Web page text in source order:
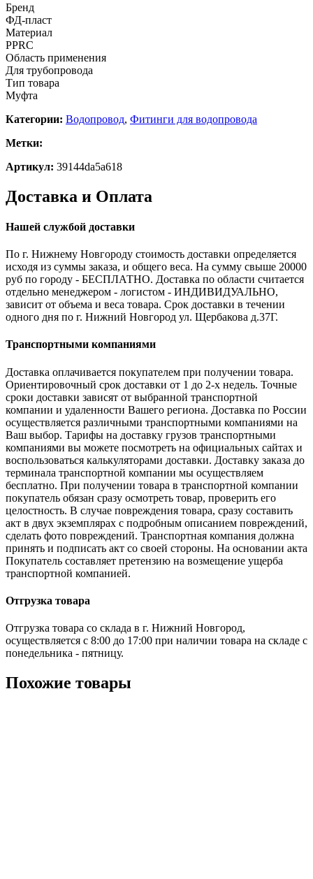
Бренд
ФД-пласт
Материал
PPRC
Область применения
Для трубопровода
Тип товара
Муфта
Категории: Водопровод, Фитинги для водопровода
Метки:
Артикул: 39144da5a618
Доставка и Оплата
Нашей службой доставки
По г. Нижнему Новгороду стоимость доставки определяется
исходя из суммы заказа, и общего веса. На сумму свыше 20000
руб по городу - БЕСПЛАТНО. Доставка по области считается
отдельно менеджером - логистом - ИНДИВИДУАЛЬНО,
зависит от объема и веса товара. Срок доставки в течении
одного дня по г. Нижний Новгород ул. Щербакова д.37Г.
Транспортными компаниями
Доставка оплачивается покупателем при получении товара.
Ориентировочный срок доставки от 1 до 2-х недель. Точные
сроки доставки зависят от выбранной транспортной
компании и удаленности Вашего региона. Доставка по России
осуществляется различными транспортными компаниями на
Ваш выбор. Тарифы на доставку грузов транспортными
компаниями вы можете посмотреть на официальных сайтах и
воспользоваться калькуляторами доставки. Доставку заказа до
терминала транспортной компании мы осуществляем
бесплатно. При получении товара в транспортной компании
покупатель обязан сразу осмотреть товар, проверить его
целостность. В случае повреждения товара, сразу составить
акт в двух экземплярах с подробным описанием повреждений,
сделать фото повреждений. Транспортная компания должна
принять и подписать акт со своей стороны. На основании акта
Покупатель составляет претензию на возмещение ущерба
транспортной компанией.
Отгрузка товара
Отгрузка товара со склада в г. Нижний Новгород,
осуществляется с 8:00 до 17:00 при наличии товара на складе с
понедельника - пятницу.
Похожие товары